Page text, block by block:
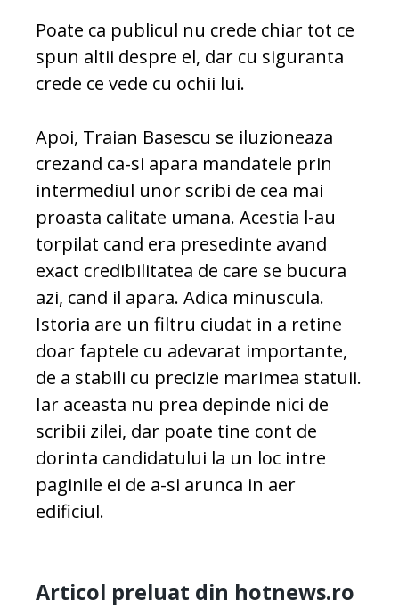
Poate ca publicul nu crede chiar tot ce
spun altii despre el, dar cu siguranta
crede ce vede cu ochii lui.
Apoi, Traian Basescu se iluzioneaza
crezand ca-si apara mandatele prin
intermediul unor scribi de cea mai
proasta calitate umana. Acestia l-au
torpilat cand era presedinte avand
exact credibilitatea de care se bucura
azi, cand il apara. Adica minuscula.
Istoria are un filtru ciudat in a retine
doar faptele cu adevarat importante,
de a stabili cu precizie marimea statuii.
Iar aceasta nu prea depinde nici de
scribii zilei, dar poate tine cont de
dorinta candidatului la un loc intre
paginile ei de a-si arunca in aer
edificiul.
Articol preluat din hotnews.ro